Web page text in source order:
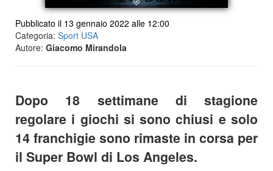
Pubblicato il 13 gennaio 2022 alle 12:00
Categoria: Sport USA
Autore: Giacomo Mirandola
Dopo 18 settimane di stagione
regolare i giochi si sono chiusi e solo
14 franchigie sono rimaste in corsa per
il Super Bowl di Los Angeles.